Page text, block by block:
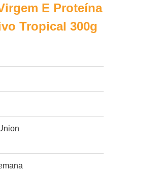
E Proteína
Tropical 300g